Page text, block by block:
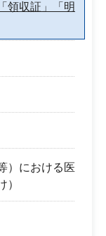
領収証」「明
）における医
）